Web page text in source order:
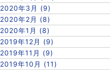
2020年3月 (9)
2020年2月 (8)
2020年1月 (8)
2019年12月 (9)
2019年11月 (9)
2019年10月 (11)